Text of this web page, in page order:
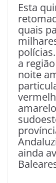
Esta
quais
a
noite
ainda